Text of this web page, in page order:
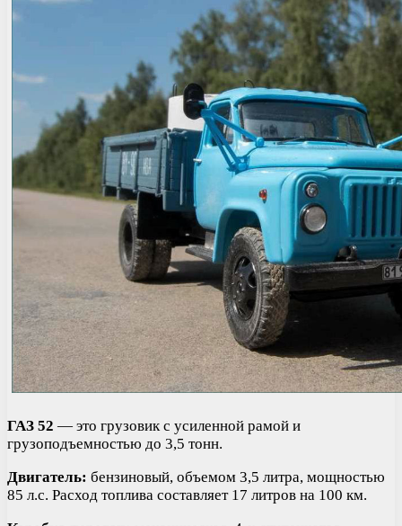
ГАЗ 52 — это грузовик с усиленной рамой и
грузоподъемностью до 3,5 тонн.
Двигатель: бензиновый, объемом 3,5 литра, мощностью
85 л.с. Расход топлива составляет 17 литров на 100 км.